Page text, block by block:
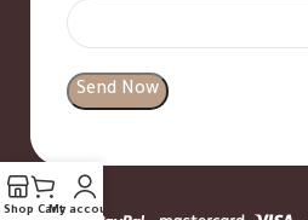
Shop Cart
My account